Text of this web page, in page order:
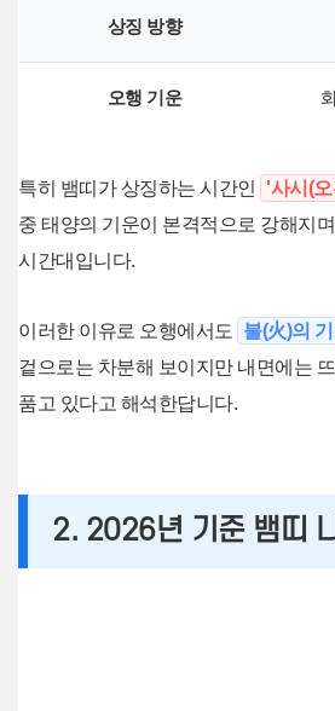
상징 방향
오행 기운
특히 뱀띠가 상징하는 시간인 '사시(
중 태양의 기운이 본격적으로 강해지
시간대입니다.
이러한 이유로 오행에서도 불(火)의
겉으로는 차분해 보이지만 내면에는
품고 있다고 해석한답니다.
2. 2026년 기준 뱀띠